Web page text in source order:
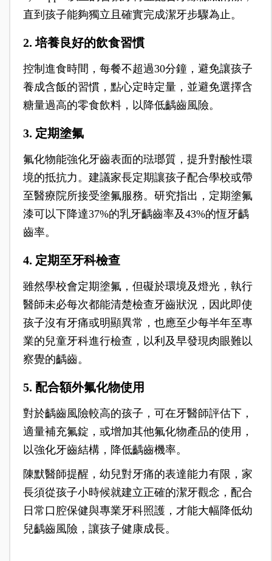
直到孩子能夠獨立且確實完成潔牙步驟為止。
2. 培養良好的飲食習慣
控制進食時間，每餐不超過30分鐘，避免讓孩子
養成含飯的習慣，點心定時定量，並避免選擇含
糖量過高的零食飲料，以降低齲齒風險。
3. 定期塗氟
氟化物能強化牙齒表面的琺瑯質，提升對酸性環
境的抵抗力。建議家長定期讓孩子配合學校或帶
至醫療院所接受塗氟服務。研究指出，定期塗氟
漆可以下降達37%的乳牙齲齒率及43%的恆牙齲
齒率。
4. 定期至牙科檢查
雖然學校會定期塗氟，但礙於環境及燈光，執行
醫師未必每次都能清楚檢查牙齒狀況，因此即使
孩子沒有牙痛或明顯異常，也應至少每半年至專
業的兒童牙科進行檢查，以利及早發現肉眼難以
察覺的齲齒。
5. 配合額外氟化物使用
對於齲齒風險較高的孩子，可在牙醫師評估下，
適量補充氟錠，或增加其他氟化物產品的使用，
以強化牙齒結構，降低齲齒機率。
陳默醫師提醒，幼兒對牙痛的表達能力有限，家
長須從孩子小時候就建立正確的潔牙觀念，配合
日常口腔保健與專業牙科照護，才能大幅降低幼
兒齲齒風險，讓孩子健康成長。